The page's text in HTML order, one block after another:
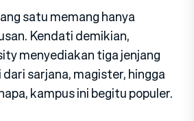
satu memang hanya
Kendati demikian,
menyediakan tiga jenjang
sarjana, magister, hingga
kampus ini begitu populer.